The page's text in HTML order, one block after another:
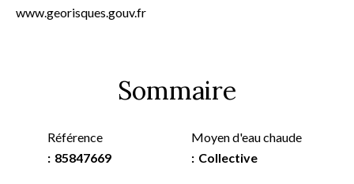
www.georisques.gouv.fr
Sommaire
Référence
85847669
Moyen d'eau chaude
Collective